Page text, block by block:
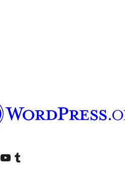
accountaccount
Visit our YouTube channel
Visit our Tumblr account